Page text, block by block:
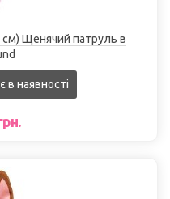
см) Щенячий патруль в
в наявності